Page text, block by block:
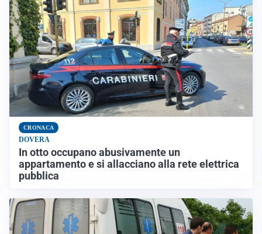
CRONACA
DOVERA
In otto occupano abusivamente un
appartamento e si allacciano alla rete elettrica
pubblica